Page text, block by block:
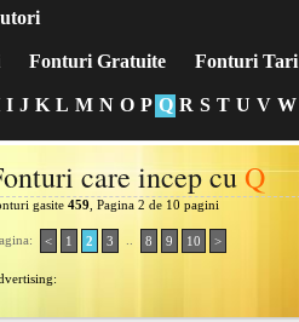
Fonturi Gratuite Fonturi Tari
I J K L M N O P Q R S T U V W
care incep cuQ
gasite 459 , Pagina 2 de 10 pagini
< 1 2 3 8 9 10 >